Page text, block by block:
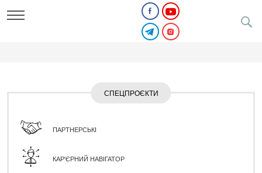
СПЕЦПРОЄКТИ
ПАРТНЕРСЬКІ
КАР'ЄРНИЙ НАВІГАТОР